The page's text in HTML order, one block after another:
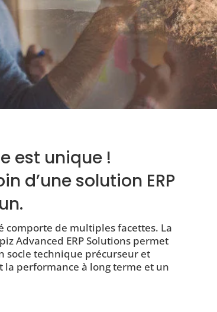
est unique !
d’une solution ERP
comporte de multiples facettes. La
Advanced ERP Solutions permet
socle technique précurseur et
la performance à long terme et un